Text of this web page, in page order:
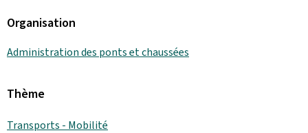
Organisation
Administration des ponts et chaussées
Thème
Transports - Mobilité